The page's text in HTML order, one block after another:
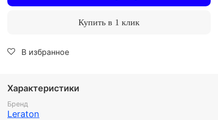
Купить в 1 клик
В избранное
Характеристики
Бренд
Leraton